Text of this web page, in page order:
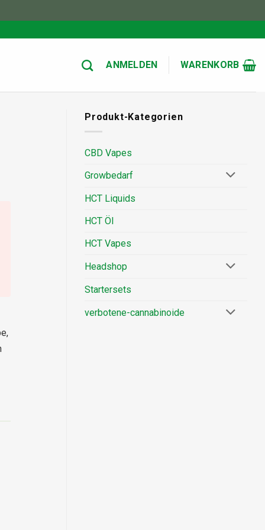
ANMELDEN WARENKORB
Produkt-Kategorien
CBD Vapes
Growbedarf
HCT Liquids
HCT Öl
HCT Vapes
Headshop
Startersets
verbotene-cannabinoide